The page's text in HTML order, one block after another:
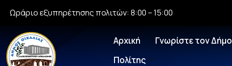
Ωράριο εξυπηρέτησης πολιτών: 8:00 – 15:00
Αρχική Γνωρίστε τον Δήμο
Πολίτης